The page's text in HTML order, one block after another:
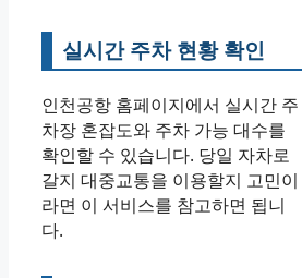
실시간 주차 현황 확인
인천공항 홈페이지에서 실시간 주
차장 혼잡도와 주차 가능 대수를
확인할 수 있습니다. 당일 자차로
갈지 대중교통을 이용할지 고민이
라면 이 서비스를 참고하면 됩니
다.